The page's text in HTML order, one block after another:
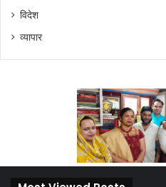
विदेश
व्यापार